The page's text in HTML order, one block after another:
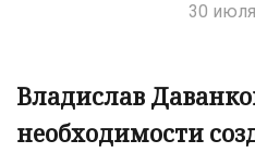
30
Владислав
необходимости